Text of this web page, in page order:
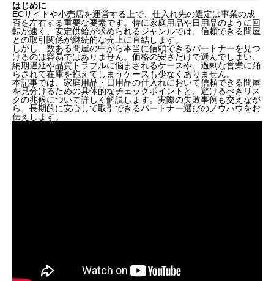
はじめに
ECサイトや小売店を運営する上で、仕入れ先の選定は事業の成
否を左右する重要な要素です。特に家庭用品や日用品のように回
転が速く、安定供給が求められるジャンルでは、信頼できる問屋
との取引関係が継続的な売上に直結します。
しかし、数ある問屋の中から本当に信頼できるパートナーを見つ
けるのは容易ではありません。価格の安さだけで選んでしまい、
納期遅延や品質トラブルに悩まされるケースや、過剰な営業に踊
らされて在庫を抱えてしまうケースも少なくありません。
本記事では、家庭用品・日用品の仕入れにおいて信頼できる問屋
を見分けるための具体的なチェックポイントと、避けるべきリス
クの兆候について詳しく解説します。実際の失敗事例も交えなが
ら、長期的に安心して取引できるパートナー選びのノウハウをお
伝えします。